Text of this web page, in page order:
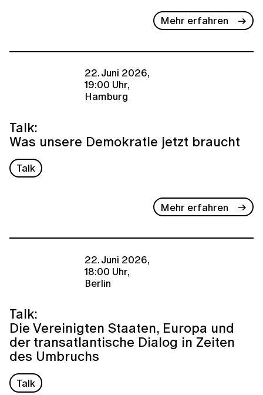
Mehr erfahren
22. Juni 2026,
19:00 Uhr,
Hamburg
Talk:
Was unsere Demokratie jetzt braucht
Talk
Mehr erfahren
22. Juni 2026,
18:00 Uhr,
Berlin
Talk:
Die Vereinigten Staaten, Europa und
der transatlantische Dialog in Zeiten
des Umbruchs
Talk